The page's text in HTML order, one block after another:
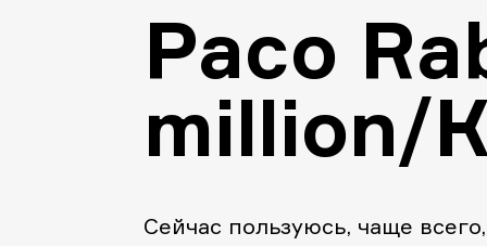
Paco
million/
Сейчас пользуюсь, чаще